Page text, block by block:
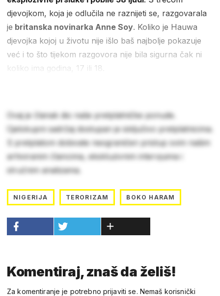
djevojkom, koja je odlučila ne raznijeti se, razgovarala
je britanska novinarka Anne Soy. Koliko je Hauwa
djevojka kojoj u životu nije išlo baš najbolje pokazuje
već i to što tijekom razgovora nije bila sigurna čak ni
koliko ima godina, 17 ili 18.
Ovaj je članak dio naše pretplatničke ponude.
Cjelokupni sadržaj dostupan je isključivo pretplatnicima.
S pretplatom dobivate neograničen pristup svim našim
arhiviranim člancima, ekskluzivnim intervjuima i
stručnim analizama.
NIGERIJA TERORIZAM BOKO HARAM
Komentiraj, znaš da želiš!
Za komentiranje je potrebno prijaviti se. Nemaš korisnički